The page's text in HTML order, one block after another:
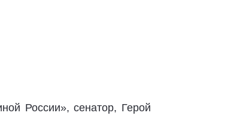
России», сенатор, Герой